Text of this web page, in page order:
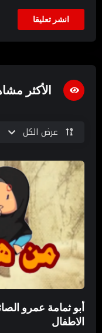
الأكثر
عرض الكل
أبو ثمامة عمرو
الاطفال